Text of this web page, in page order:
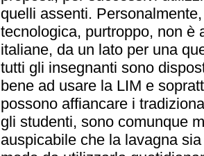
quelli assenti.
tecnologica, purtroppo, non è
italiane, da un lato per una
tutti gli insegnanti sono
bene ad usare la LIM e
possono affiancare i
gli studenti, sono comunque
auspicabile che la lavagna